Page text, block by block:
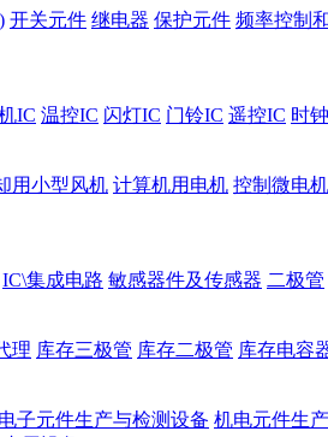
开关元件 继电器 保护元件 频率控制
IC 温控IC 闪灯IC 门铃IC 遥控IC 时
用小型风机 计算机用电机 控制微电机
IC\集成电路 敏感器件及传感器 二极管
理 库存三极管 库存二极管 库存电容
电子元件生产与检测设备 机电元件生